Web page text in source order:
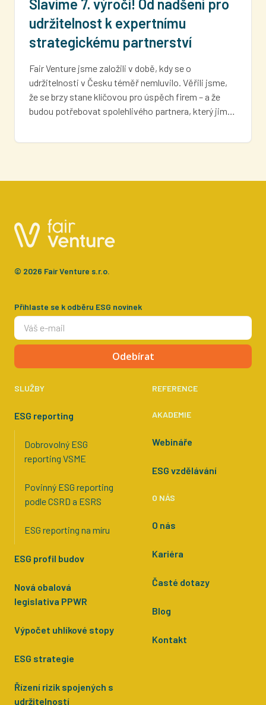
Slavíme 7. výročí! Od nadšení pro
udržitelnost k expertnímu
strategickému partnerství
Fair Venture jsme založili v době, kdy se o
udržitelnosti v Česku téměř nemluvilo. Věřili jsme,
že se brzy stane klíčovou pro úspěch firem – a že
budou potřebovat spolehlivého partnera, který jim…
© 2026 Fair Venture s.r.o.
Přihlaste se k odběru ESG novinek
Odebírat
SLUŽBY
ESG reporting
Dobrovolný ESG
reporting VSME
Povinný ESG reporting
podle CSRD a ESRS
ESG reporting na míru
ESG profil budov
Nová obalová
legislativa PPWR
Výpočet uhlíkové stopy
ESG strategie
Řízení rizik spojených s
udržitelností
REFERENCE
AKADEMIE
Webináře
ESG vzdělávání
O NÁS
O nás
Kariéra
Časté dotazy
Blog
Kontakt